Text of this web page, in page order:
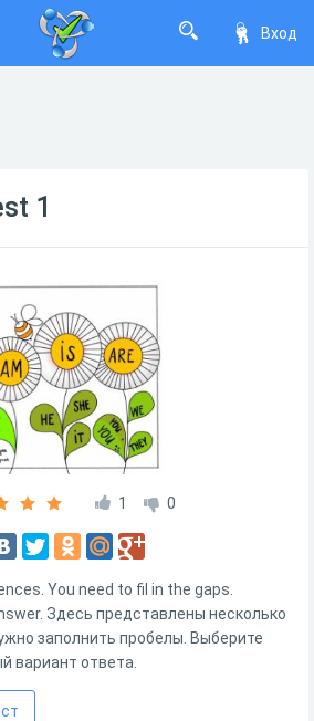
Вход
1
1 0
You need to fil in the gaps.
Здесь представлены несколько
заполнить пробелы. Выберите
вариант ответа.